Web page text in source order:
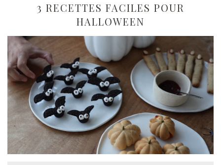
3 RECETTES FACILES POUR
HALLOWEEN